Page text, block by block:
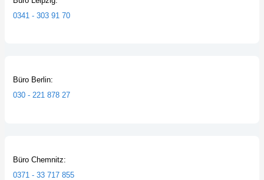
0341 - 303 91 70
Büro Berlin:
030 - 221 878 27
Büro Chemnitz:
0371 - 33 717 855